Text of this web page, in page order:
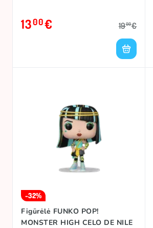
1300€ 1900€
-32%
Figūrėlė FUNKO POP!
MONSTER HIGH CELO DE NILE